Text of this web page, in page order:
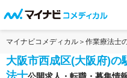
マイナビコメディカル 作業療法士
大阪市西成区(大阪府)の
法士